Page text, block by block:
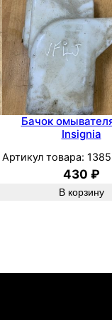
Бачок
Insignia
Артикул товара:
430 ₽
В корзину